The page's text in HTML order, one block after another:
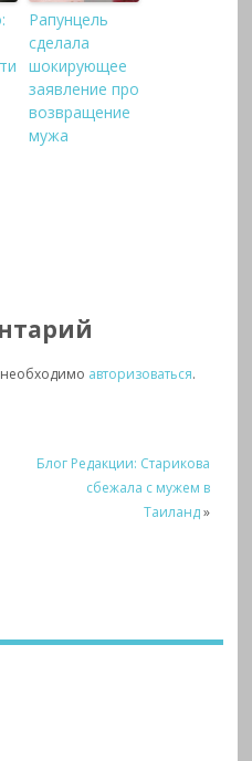
Рапунцель
сделала
шокирующее
заявление про
возвращение
мужа
авторизоваться.
Блог Редакции: Старикова
сбежала с мужем в
Таиланд»